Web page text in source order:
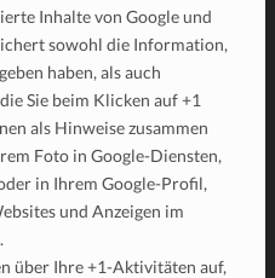
Inhalte von Google und
sowohl die Information,
haben, als auch
Sie beim Klicken auf +1
als Hinweise zusammen
Foto in Google-Diensten,
in Ihrem Google-Profil,
und Anzeigen im
über Ihre +1-Aktivitäten auf,